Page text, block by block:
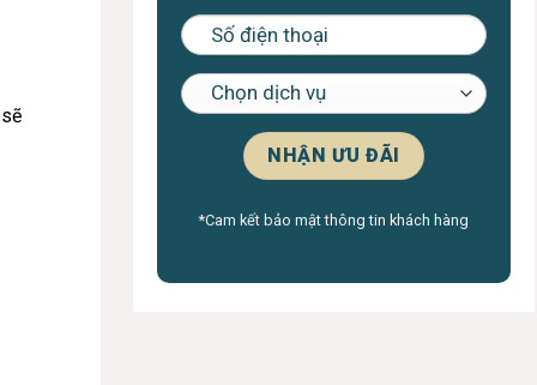
*Cam kết bảo mật thông tin khách hàng